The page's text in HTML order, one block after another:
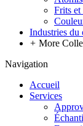
Frits et
Industries du
+ More
Navigation
Accueil
Services